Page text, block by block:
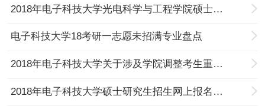
2018年电子科技大学光电科学与工程学院硕士生指导教师新增审核及招生资格审核实施细则
电子科技大学18考研一志愿未招满专业盘点
2018年电子科技大学关于涉及学院调整考生重新填报新学院的通知
2018年电子科技大学硕士研究生招生网上报名公告